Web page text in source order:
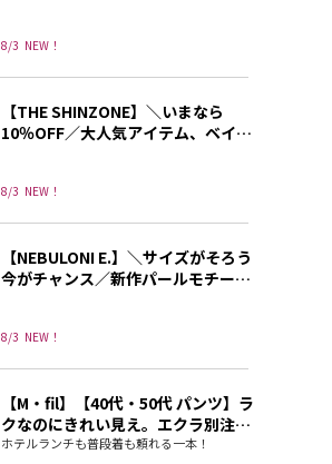
8/3 NEW！
8/3 NEW！
【THE SHINZONE】＼いまなら
10％OFF／大人気アイテム、ベイカ
8/3 NEW！
【NEBULONI E.】＼サイズがそろう
今がチャンス／新作パールモチーフ
【M・fil】【40代・50代 パンツ】ラ
クなのにきれい見え。エクラ別注イ
ージートラウザーズ
ホテルランチも普段着も頼れる一本！